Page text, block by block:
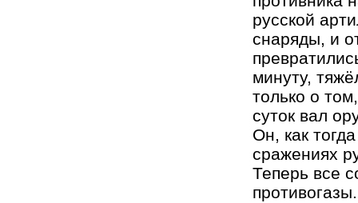
русской
снаряды, и
минуту,
только о
суток вал
Он, как
сражениях
Теперь все
противогазы.